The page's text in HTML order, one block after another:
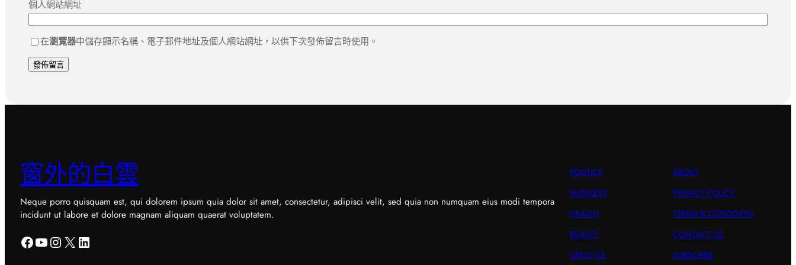
個人網站網址
在瀏覽器中儲存顯示名稱、電子郵件地址及個人網站網址，以供下次發佈留言時使用。
窗外的白雲
Neque porro quisquam est, qui dolorem ipsum quia dolor sit amet, consectetur, adipisci velit, sed quia non numquam eius modi tempora
incidunt ut labore et dolore magnam aliquam quaerat voluptatem.
Facebook YouTube Instagram X LinkedIn
POLITICS
BUSINESS
HEALTH
BEAUTY
LIFESTYLE
ABOUT
PRIVACY POLICY
TERMS & CONDITION
CONTACT US
SUBSCRIBE